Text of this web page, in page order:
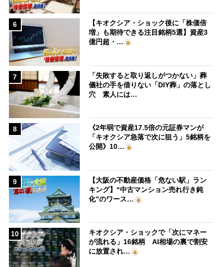
6
【キオクシア・ショック後に「株価倍
増」も期待できる注目銘柄5選】資産3
億円超・…
7
「失敗すると取り返しがつかない」葬
儀社の手を借りない「DIY葬」の落とし
穴 素人には…
8
《2年弱で資産17.5倍の元証券マンが
「キオクシア急落で次に狙う」5銘柄を
公開》10…
9
【大阪の不動産価格「危ない駅」ラン
キング】“中古マンション売れ行き鈍
化”のワース…
10
キオクシア・ショックで「次にマネー
が流れる」16銘柄 AI相場の裏で割安
に放置され…